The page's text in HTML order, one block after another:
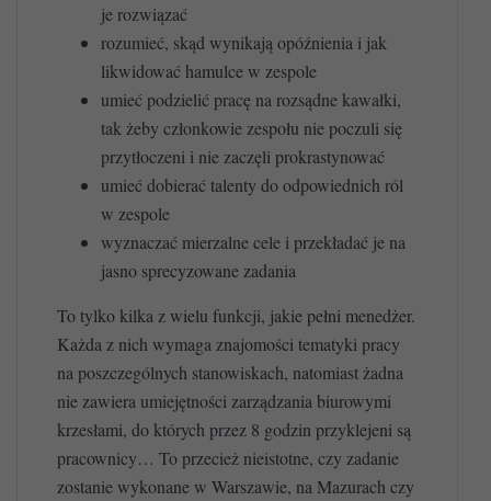
je rozwiązać
rozumieć, skąd wynikają opóźnienia i jak
likwidować hamulce w zespole
umieć podzielić pracę na rozsądne kawałki,
tak żeby członkowie zespołu nie poczuli się
przytłoczeni i nie zaczęli prokrastynować
umieć dobierać talenty do odpowiednich ról
w zespole
wyznaczać mierzalne cele i przekładać je na
jasno sprecyzowane zadania
To tylko kilka z wielu funkcji, jakie pełni menedżer.
Każda z nich wymaga znajomości tematyki pracy
na poszczególnych stanowiskach, natomiast żadna
nie zawiera umiejętności zarządzania biurowymi
krzesłami, do których przez 8 godzin przyklejeni są
pracownicy… To przecież nieistotne, czy zadanie
zostanie wykonane w Warszawie, na Mazurach czy